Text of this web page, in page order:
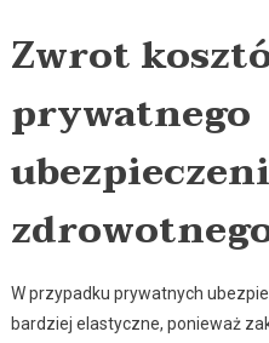
Zwrot
prywatnego
W przypadku prywatnych
bardziej elastyczne, ponieważ